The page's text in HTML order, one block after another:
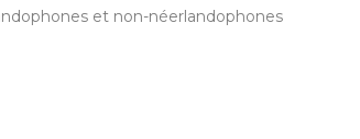
et non-néerlandophones